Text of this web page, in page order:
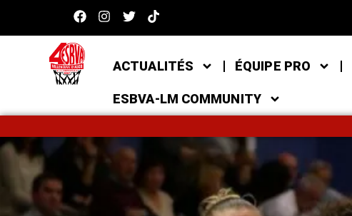
ACTUALITÉS ÉQUIPE PRO
ESBVA-LM COMMUNITY